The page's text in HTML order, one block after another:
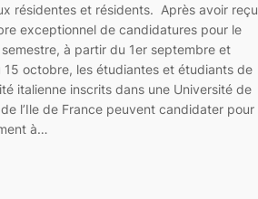
résidentes et résidents. Après avoir reçu
exceptionnel de candidatures pour le
à partir du 1er septembre et
15 octobre, les étudiantes et étudiants de
italienne inscrits dans une Université de
l’Ile de France peuvent candidater pour
à…